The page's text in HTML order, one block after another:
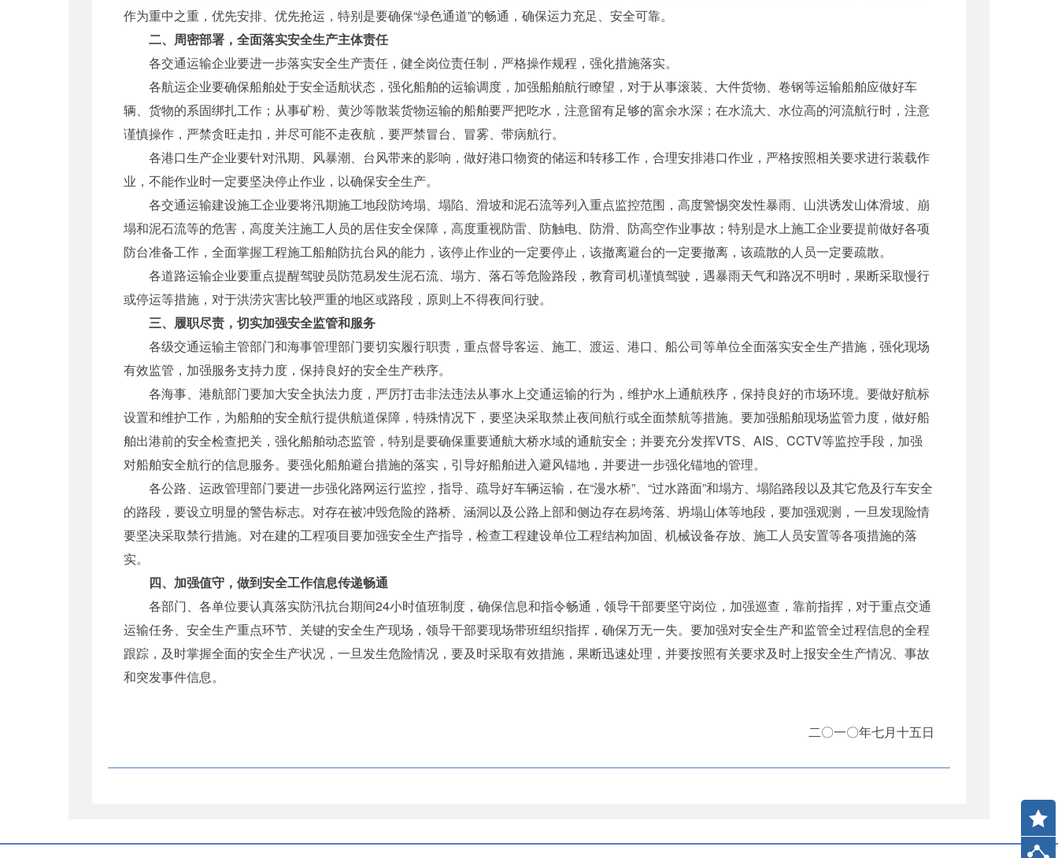
作为重中之重，优先安排、优先抢运，特别是要确保“绿色通道”的畅通，确保运力充足、安全可靠。
二、周密部署，全面落实安全生产主体责任
各交通运输企业要进一步落实安全生产责任，健全岗位责任制，严格操作规程，强化措施落实。
各航运企业要确保船舶处于安全适航状态，强化船舶的运输调度，加强船舶航行瞭望，对于从事滚装、大件货物、卷钢等运输船舶应做好车
辆、货物的系固绑扎工作；从事矿粉、黄沙等散装货物运输的船舶要严把吃水，注意留有足够的富余水深；在水流大、水位高的河流航行时，注意
谨慎操作，严禁贪旺走扣，并尽可能不走夜航，要严禁冒台、冒雾、带病航行。
各港口生产企业要针对汛期、风暴潮、台风带来的影响，做好港口物资的储运和转移工作，合理安排港口作业，严格按照相关要求进行装载作
业，不能作业时一定要坚决停止作业，以确保安全生产。
各交通运输建设施工企业要将汛期施工地段防垮塌、塌陷、滑坡和泥石流等列入重点监控范围，高度警惕突发性暴雨、山洪诱发山体滑坡、崩
塌和泥石流等的危害，高度关注施工人员的居住安全保障，高度重视防雷、防触电、防滑、防高空作业事故；特别是水上施工企业要提前做好各项
防台准备工作，全面掌握工程施工船舶防抗台风的能力，该停止作业的一定要停止，该撤离避台的一定要撤离，该疏散的人员一定要疏散。
各道路运输企业要重点提醒驾驶员防范易发生泥石流、塌方、落石等危险路段，教育司机谨慎驾驶，遇暴雨天气和路况不明时，果断采取慢行
或停运等措施，对于洪涝灾害比较严重的地区或路段，原则上不得夜间行驶。
三、履职尽责，切实加强安全监管和服务
各级交通运输主管部门和海事管理部门要切实履行职责，重点督导客运、施工、渡运、港口、船公司等单位全面落实安全生产措施，强化现场
有效监管，加强服务支持力度，保持良好的安全生产秩序。
各海事、港航部门要加大安全执法力度，严厉打击非法违法从事水上交通运输的行为，维护水上通航秩序，保持良好的市场环境。要做好航标
设置和维护工作，为船舶的安全航行提供航道保障，特殊情况下，要坚决采取禁止夜间航行或全面禁航等措施。要加强船舶现场监管力度，做好船
舶出港前的安全检查把关，强化船舶动态监管，特别是要确保重要通航大桥水域的通航安全；并要充分发挥VTS、AIS、CCTV等监控手段，加强
对船舶安全航行的信息服务。要强化船舶避台措施的落实，引导好船舶进入避风锚地，并要进一步强化锚地的管理。
各公路、运政管理部门要进一步强化路网运行监控，指导、疏导好车辆运输，在“漫水桥”、“过水路面”和塌方、塌陷路段以及其它危及行车安全
的路段，要设立明显的警告标志。对存在被冲毁危险的路桥、涵洞以及公路上部和侧边存在易垮落、坍塌山体等地段，要加强观测，一旦发现险情
要坚决采取禁行措施。对在建的工程项目要加强安全生产指导，检查工程建设单位工程结构加固、机械设备存放、施工人员安置等各项措施的落
实。
四、加强值守，做到安全工作信息传递畅通
各部门、各单位要认真落实防汛抗台期间24小时值班制度，确保信息和指令畅通，领导干部要坚守岗位，加强巡查，靠前指挥，对于重点交通
运输任务、安全生产重点环节、关键的安全生产现场，领导干部要现场带班组织指挥，确保万无一失。要加强对安全生产和监管全过程信息的全程
跟踪，及时掌握全面的安全生产状况，一旦发生危险情况，要及时采取有效措施，果断迅速处理，并要按照有关要求及时上报安全生产情况、事故
和突发事件信息。
二〇一〇年七月十五日